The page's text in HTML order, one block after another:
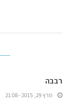
רבבה
מרץ 29, 2015 - 21:08